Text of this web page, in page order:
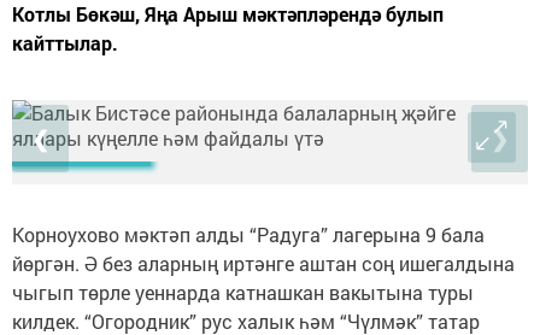
Котлы Бөкәш, Яңа Арыш мәктәпләрендә булып
кайттылар.
❮ ❯
Корноухово мәктәп алды “Радуга” лагерына 9 бала
йөргән. Ә без аларның иртәнге аштан соң ишегалдына
чыгып төрле уеннарда катнашкан вакытына туры
килдек. “Огородник” рус халык һәм “Чүлмәк” татар